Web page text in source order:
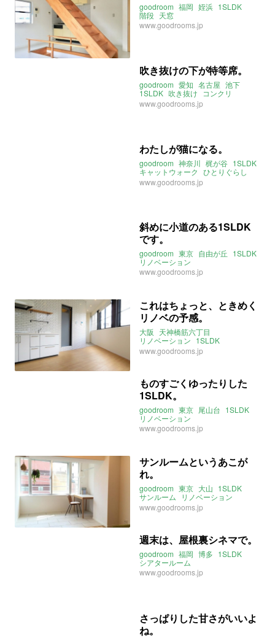
goodroom 福岡 姪浜 1SLDK
階段 天窓
www.goodrooms.jp
吹き抜けの下が特等席。
goodroom 愛知 名古屋 池下
1SLDK 吹き抜け
コンクリ
ガラスブロック
www.goodrooms.jp
わたしが猫になる。
goodroom 神奈川 梶が谷 1SLDK
キャットウォーク ひとりぐらし
半地下
www.goodrooms.jp
斜めに小道のある1SLDK
です。
goodroom 東京 自由が丘 1SLDK
リノベーション
www.goodrooms.jp
これはちょっと、ときめく
リノベの予感。
大阪 天神橋筋六丁目
リノベーション 1SLDK
goodroom
www.goodrooms.jp
ものすごくゆったりした
1SLDK。
goodroom 東京 尾山台 1SLDK
リノベーション
www.goodrooms.jp
サンルームというあこが
れ。
goodroom 東京 大山 1SLDK
サンルーム
リノベーション
2018年7月のおすすめ
www.goodrooms.jp
週末は、屋根裏シネマで。
goodroom 福岡 博多 1SLDK
シアタールーム
www.goodrooms.jp
さっぱりした甘さがいいよ
ね。